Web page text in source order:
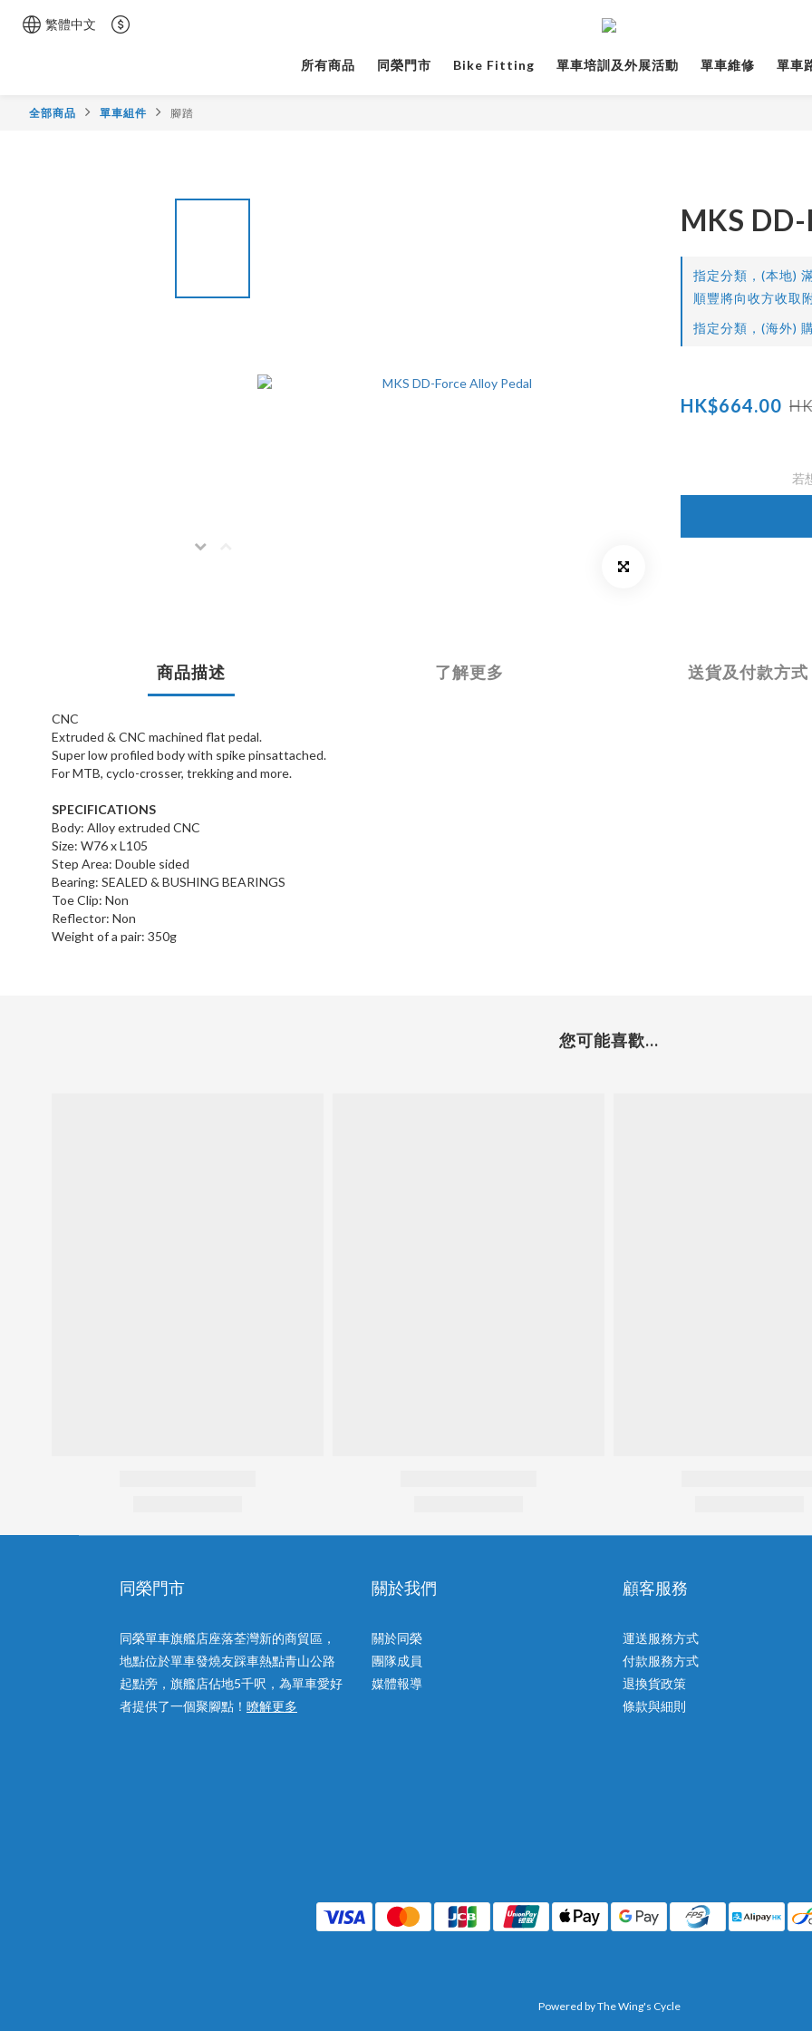
繁體中文
所有商品 同榮門市 Bike Fitting 單車培訓及外展活動 單車維修 單車
全部商品 單車組件 腳踏
MKS
指定分類，(本地)
順豐將向收方收取
指定分類，(海外)
HK$664.00
若
商品描述 了解更多 送貨及付款方式
CNC
Extruded & CNC machined flat pedal.
Super low profiled body with spike pinsattached.
For MTB, cyclo-crosser, trekking and more.
SPECIFICATIONS
Body: Alloy extruded CNC
Size: W76 x L105
Step Area: Double sided
Bearing: SEALED & BUSHING BEARINGS
Toe Clip: Non
Reflector: Non
Weight of a pair: 350g
您可能喜歡...
同榮門市
同榮單車旗艦店座落荃灣新的商貿區，
地點位於單車發燒友踩車熱點青山公路
起點旁，旗艦店佔地5千呎，為單車愛好
者提供了一個聚腳點！ 暸解更多
關於我們
關於同榮
團隊成員
媒體報導
顧客服務
運送服務方式
付款服務方式
退換貨政策
條款與細則
Powered by The Wing's Cycle